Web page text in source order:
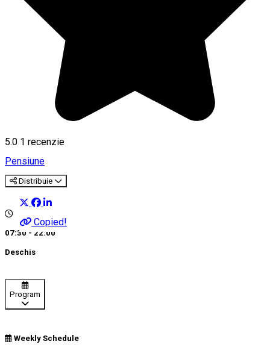
5.0 1 recenzie
Pensiune
Distribuie
Copied!
07:30 - 22:00
Deschis
Program
Weekly Schedule